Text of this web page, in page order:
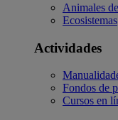
Animales
Ecosistemas
Actividades
Fondos de
Cursos en